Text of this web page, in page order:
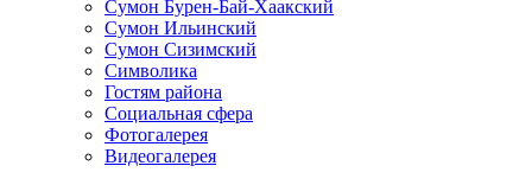
Сумон Бурен-Бай-Хаакский
Сумон Ильинский
Сумон Сизимский
Символика
Гостям района
Социальная сфера
Фотогалерея
Видеогалерея